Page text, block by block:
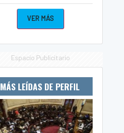
VER MÁS
Espacio Publicitario
MÁS LEÍDAS DE PERFIL